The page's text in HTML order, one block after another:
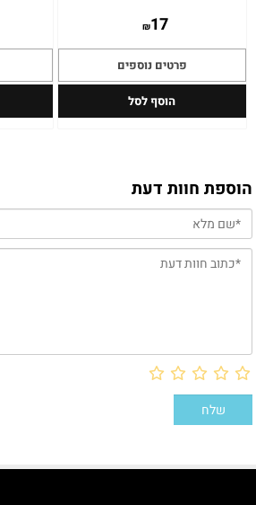
₪17
פרטים נוספים
הוסף לסל
הוספת חוות דעת